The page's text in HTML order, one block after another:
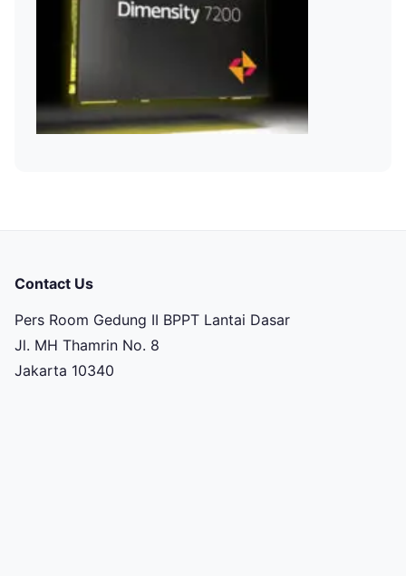
Contact Us
Pers Room Gedung II BPPT Lantai Dasar
Jl. MH Thamrin No. 8
Jakarta 10340